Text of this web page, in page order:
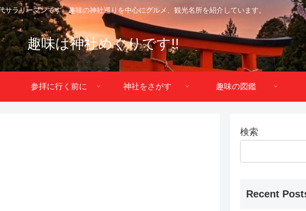
サラリーマンです。趣味の神社巡りを中心にグルメ、観光名所を紹介しています。
趣味は神社めぐりです!!
参拝に行く前に 神社をさがす 趣味の図鑑
検索
Recent